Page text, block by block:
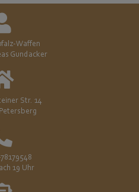
Waffen
Gundacker
Str. 14
19 Uhr